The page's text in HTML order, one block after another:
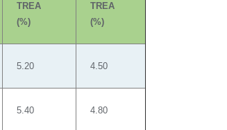
TREA
(%)
TREA
(%)
5.20 4.50
5.40 4.80